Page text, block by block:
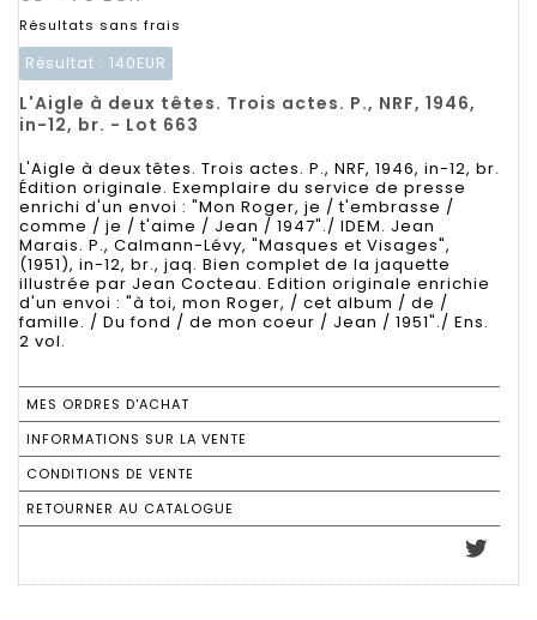
Résultats sans frais
Résultat : 140EUR
L'Aigle à deux têtes. Trois actes. P., NRF, 1946,
in-12, br. - Lot 663
L'Aigle à deux têtes. Trois actes. P., NRF, 1946, in-12, br.
Édition originale. Exemplaire du service de presse
enrichi d'un envoi : "Mon Roger, je / t'embrasse /
comme / je / t'aime / Jean / 1947"./ IDEM. Jean
Marais. P., Calmann-Lévy, "Masques et Visages",
(1951), in-12, br., jaq. Bien complet de la jaquette
illustrée par Jean Cocteau. Edition originale enrichie
d'un envoi : "à toi, mon Roger, / cet album / de /
famille. / Du fond / de mon coeur / Jean / 1951"./ Ens.
2 vol.
MES ORDRES D'ACHAT
INFORMATIONS SUR LA VENTE
CONDITIONS DE VENTE
RETOURNER AU CATALOGUE